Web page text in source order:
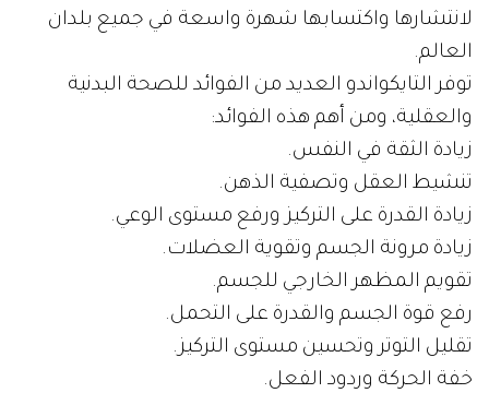
لانتشارها واكتسابها شهرة واسعة في جميع بلدان
العالم.
توفر التايكواندو العديد من الفوائد للصحة البدنية
والعقلية، ومن أهم هذه الفوائد:
زيادة الثقة في النفس.
تنشيط العقل وتصفية الذهن.
زيادة القدرة على التركيز ورفع مستوى الوعي.
زيادة مرونة الجسم وتقوية العضلات.
تقويم المظهر الخارجي للجسم.
رفع قوة الجسم والقدرة على التحمل.
تقليل التوتر وتحسين مستوى التركيز.
خفة الحركة وردود الفعل.